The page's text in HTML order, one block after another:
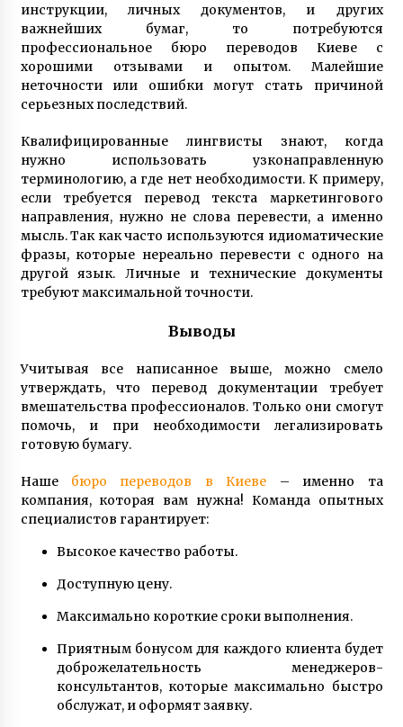
инструкции, личных документов, и других
важнейших бумаг, то потребуются
профессиональное бюро переводов Киеве с
хорошими отзывами и опытом. Малейшие
неточности или ошибки могут стать причиной
серьезных последствий.
Квалифицированные лингвисты знают, когда
нужно использовать узконаправленную
терминологию, а где нет необходимости. К примеру,
если требуется перевод текста маркетингового
направления, нужно не слова перевести, а именно
мысль. Так как часто используются идиоматические
фразы, которые нереально перевести с одного на
другой язык. Личные и технические документы
требуют максимальной точности.
Выводы
Учитывая все написанное выше, можно смело
утверждать, что перевод документации требует
вмешательства профессионалов. Только они смогут
помочь, и при необходимости легализировать
готовую бумагу.
Наше бюро переводов в Киеве – именно та
компания, которая вам нужна! Команда опытных
специалистов гарантирует:
Высокое качество работы.
Доступную цену.
Максимально короткие сроки выполнения.
Приятным бонусом для каждого клиента будет
доброжелательность менеджеров-
консультантов, которые максимально быстро
обслужат, и оформят заявку.